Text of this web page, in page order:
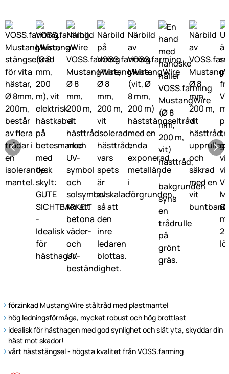
förzinkad MustangWire ståltråd med plastmantel
hög ledningsförmåga, mycket robust och hög brottlast
idealisk för hästhagen med god synlighet och slät yta, skyddar din
häst mot skador!
vårt häststängsel - högsta kvalitet från VOSS.farming